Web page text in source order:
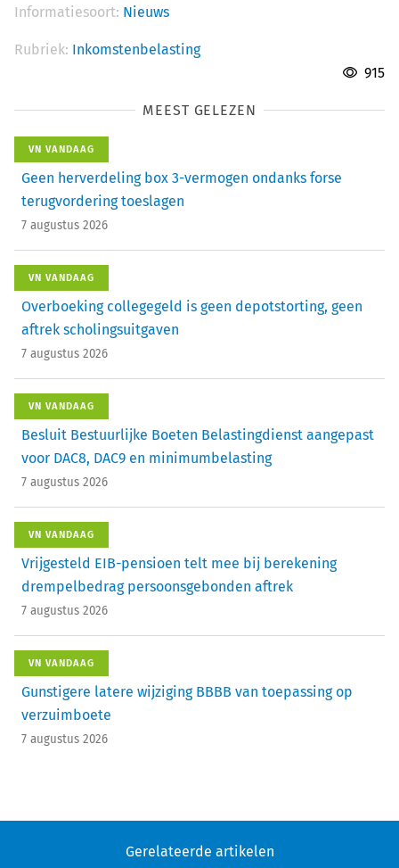
Informatiesoort: Nieuws
Rubriek: Inkomstenbelasting
915
MEEST GELEZEN
VN VANDAAG
Geen herverdeling box 3-vermogen ondanks forse
terugvordering toeslagen
7 augustus 2026
VN VANDAAG
Overboeking collegegeld is geen depotstorting, geen
aftrek scholingsuitgaven
7 augustus 2026
VN VANDAAG
Besluit Bestuurlijke Boeten Belastingdienst aangepast
voor DAC8, DAC9 en minimumbelasting
7 augustus 2026
VN VANDAAG
Vrijgesteld EIB-pensioen telt mee bij berekening
drempelbedrag persoonsgebonden aftrek
7 augustus 2026
VN VANDAAG
Gunstigere latere wijziging BBBB van toepassing op
verzuimboete
7 augustus 2026
Gerelateerde artikelen